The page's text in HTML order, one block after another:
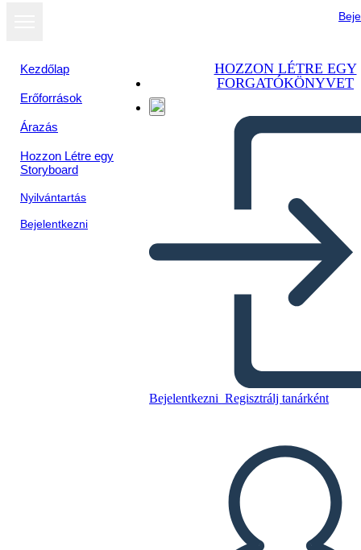
Kezdőlap
Erőforrások
Árazás
Hozzon Létre egy
Storyboard
Nyilvántartás
Bejelentkezni
HOZZON LÉTRE EGY
FORGATÓKÖNYVET
Bejelentkezni Regisztrálj tanárként
Másolja ezt a forgatókönyvet
DIAVETÍTÉS LEJÁTSZÁSA
OLVASS NEKEM
Megtekintés
diavetítésként